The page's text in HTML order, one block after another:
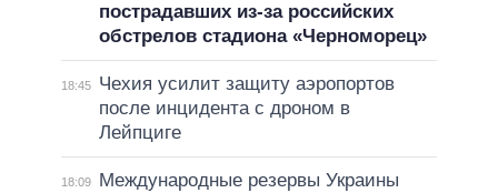
пострадавших из-за российских
обстрелов стадиона «Черноморец»
18:45
Чехия усилит защиту аэропортов
после инцидента с дроном в
Лейпциге
18:09
Международные резервы Украины